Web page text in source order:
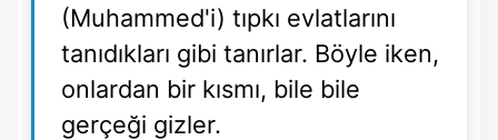
(Muhammed'i) tıpkı evlatlarını
tanıdıkları gibi tanırlar. Böyle iken,
onlardan bir kısmı, bile bile
gerçeği gizler.